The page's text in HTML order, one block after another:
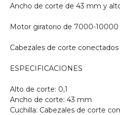
Ancho de corte de 43 mm y
Motor giratorio de 7000-
Cabezales de corte conectados
ESPECIFICACIONES
Alto de corte: 0,1
Ancho de corte: 43 mm
Cuchilla: Cabezales de corte